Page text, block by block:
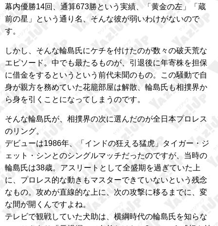
幕内優勝14回、通算673勝という実績、「黄金の左」「蔵
前の星」という通り名、そんな彼が弱いわけがないので
す。
しかし、そんな輪島氏にケチを付けたのが数々の破天荒な
エピソード。中でも最たるものが、引退後に年寄株を担保
に借金をするというという前代未聞のもの。この騒動で自
身が親方を務めていた花籠部屋は解散、輪島氏も相撲界か
ら身を引くことになってしまうのです。
そんな輪島氏が、相撲界の次に選んだのが全日本プロレス
のリング。
デビューは1986年、「インドの狂える猛虎」タイガー・ジ
ェット・シンとのシングルマッチだったのですが、当時の
輪島氏は38歳。アスリートとして全盛期を過ぎていた上
に、プロレス的な動きもマスターできていないという残念
なもの。攻めが直線的な上に、次の攻撃に移るまでに、変
な間が開くんですよね。
テレビで観戦していた犬助は、横綱時代の輪島氏を知らな